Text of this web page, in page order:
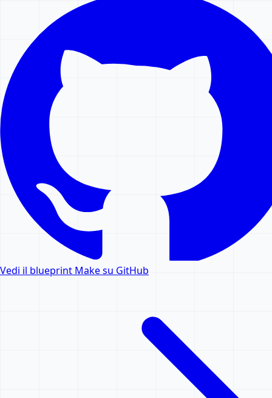
Vedi il blueprint Make su GitHub